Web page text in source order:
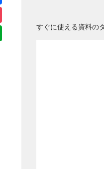
Evernoteすぐに使える資料の